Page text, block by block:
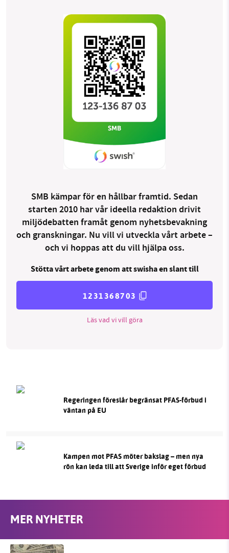
SMB kämpar för en hållbar framtid. Sedan
starten 2010 har vår ideella redaktion drivit
miljödebatten framåt genom nyhetsbevakning
och granskningar. Nu vill vi utveckla vårt arbete –
och vi hoppas att du vill hjälpa oss.
Stötta vårt arbete genom att swisha en slant till
1231368703
Läs vad vi vill göra
Regeringen föreslår begränsat PFAS-förbud i
väntan på EU
Kampen mot PFAS möter bakslag – men nya
rön kan leda till att Sverige inför eget förbud
MER NYHETER